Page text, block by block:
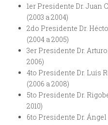
1er Presidente Dr. Juan
(2003 a 2004)
2do Presidente Dr.
(2004 a 2005)
3er Presidente Dr.
2006)
4to Presidente Dr. Luís
(2006 a 2008)
5to Presidente Dr.
2010)
6to Presidente Dr.